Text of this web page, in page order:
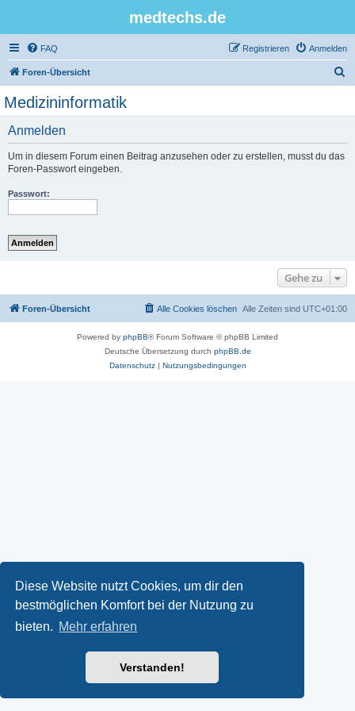
Diese Website nutzt Cookies, um dir den
bestmöglichen Komfort bei der Nutzung zu
bieten. Mehr erfahren
Verstanden!
medtechs.de
FAQ Anmelden
Registrieren
Foren-Übersicht
Medizininformatik
Anmelden
Um in diesem Forum einen Beitrag anzusehen oder zu erstellen, musst du das
Foren-Passwort eingeben.
Passwort:
Gehe zu
Foren-Übersicht Alle Zeiten sind UTC+01:00
Alle Cookies löschen
Powered by phpBB® Forum Software © phpBB Limited
Deutsche Übersetzung durch phpBB.de
Datenschutz| Nutzungsbedingungen